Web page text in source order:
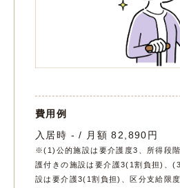
費用例
入居時 - / 月額 82,890円
※(1)公的施設は要介護度3、所得段
護付きの施設は要介護3(1割負担)、
設は要介護3(1割負担)、区分支給限